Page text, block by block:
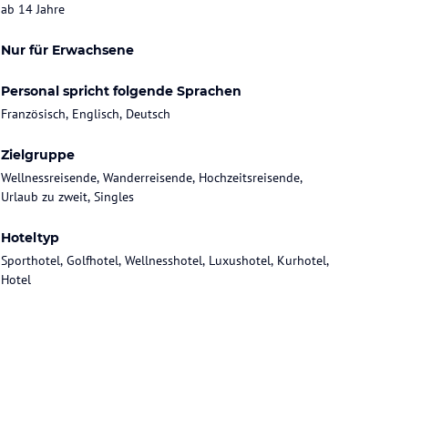
ab 14 Jahre
Nur für Erwachsene
Personal spricht folgende Sprachen
Französisch, Englisch, Deutsch
Zielgruppe
Wellnessreisende, Wanderreisende, Hochzeitsreisende,
Urlaub zu zweit, Singles
Hoteltyp
Sporthotel, Golfhotel, Wellnesshotel, Luxushotel, Kurhotel,
Hotel